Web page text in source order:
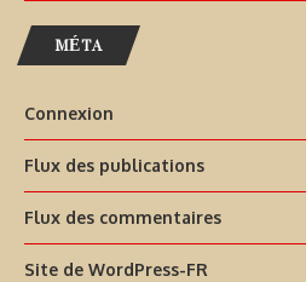
MÉTA
Connexion
Flux des publications
Flux des commentaires
Site de WordPress-FR